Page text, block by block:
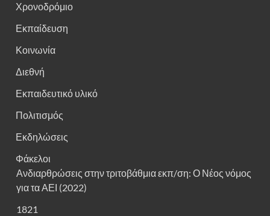
Χρονοδρόμιο
Εκπαίδευση
Κοινωνία
Διεθνή
Εκπαιδευτικό υλικό
Πολιτισμός
Εκδηλώσεις
Φάκελοι
Ανδιαρθρώσεις στην τριτοβάθμια εκπ/ση: Ο Νέος νόμος
για τα ΑΕΙ (2022)
1821